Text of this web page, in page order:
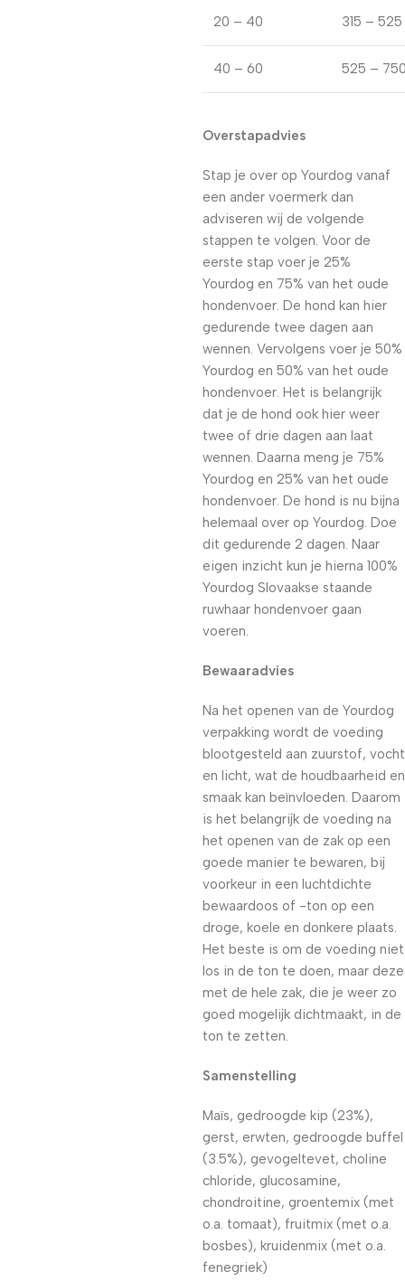
20 – 40 315 – 525
40 – 60 525 –
Overstapadvies
Stap je over op Yourdog vanaf
een ander voermerk dan
adviseren wij de volgende
stappen te volgen. Voor de
eerste stap voer je 25%
Yourdog en 75% van het oude
hondenvoer. De hond kan hier
gedurende twee dagen aan
wennen. Vervolgens voer je 50%
Yourdog en 50% van het oude
hondenvoer. Het is belangrijk
dat je de hond ook hier weer
twee of drie dagen aan laat
wennen. Daarna meng je 75%
Yourdog en 25% van het oude
hondenvoer. De hond is nu bijna
helemaal over op Yourdog. Doe
dit gedurende 2 dagen. Naar
eigen inzicht kun je hierna 100%
Yourdog Slovaakse staande
ruwhaar hondenvoer gaan
voeren.
Bewaaradvies
Na het openen van de Yourdog
verpakking wordt de voeding
blootgesteld aan zuurstof, vocht
en licht, wat de houdbaarheid en
smaak kan beïnvloeden. Daarom
is het belangrijk de voeding na
het openen van de zak op een
goede manier te bewaren, bij
voorkeur in een luchtdichte
bewaardoos of -ton op een
droge, koele en donkere plaats.
Het beste is om de voeding niet
los in de ton te doen, maar deze
met de hele zak, die je weer zo
goed mogelijk dichtmaakt, in de
ton te zetten.
Samenstelling
Maïs, gedroogde kip (23%),
gerst, erwten, gedroogde buffel
(3.5%), gevogeltevet, choline
chloride, glucosamine,
chondroitine, groentemix (met
o.a. tomaat), fruitmix (met o.a.
bosbes), kruidenmix (met o.a.
fenegriek)